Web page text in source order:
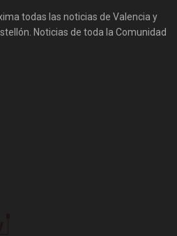
todas las noticias de Valencia y
Noticias de toda la Comunidad